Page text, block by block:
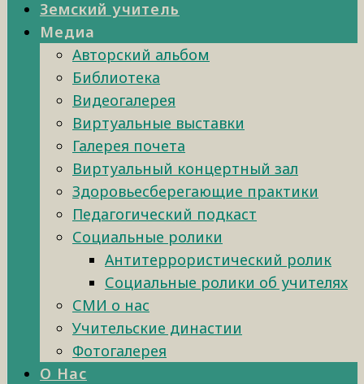
Земский учитель
Медиа
Авторский альбом
Библиотека
Видеогалерея
Виртуальные выставки
Галерея почета
Виртуальный концертный зал
Здоровьесберегающие практики
Педагогический подкаст
Социальные ролики
Антитеррористический ролик
Социальные ролики об учителях
СМИ о нас
Учительские династии
Фотогалерея
О Нас